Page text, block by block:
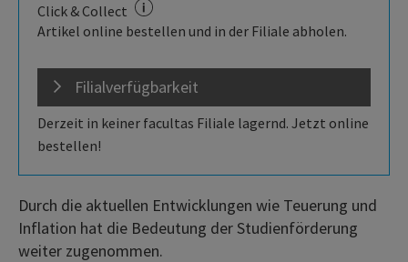
Click & Collect
Artikel online bestellen und in der Filiale abholen.
Filialverfügbarkeit
Derzeit in keiner facultas Filiale lagernd. Jetzt online
bestellen!
Durch die aktuellen Entwicklungen wie Teuerung und
Inflation hat die Bedeutung der Studienförderung
weiter zugenommen.